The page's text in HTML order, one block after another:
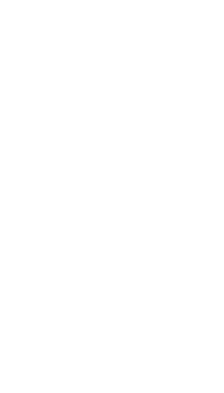
externos
la pantalla de mi
la pantalla de mi
digital "Jamboard"